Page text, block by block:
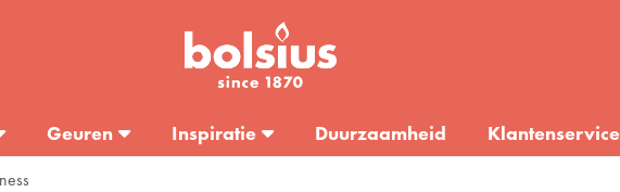
Geuren Inspiratie Duurzaamheid Klantenservice